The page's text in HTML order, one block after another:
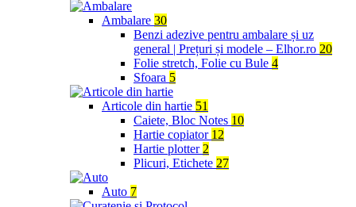
Ambalare 30
Benzi adezive pentru ambalare și uz
general | Prețuri și modele – Elhor.ro 20
Folie stretch, Folie cu Bule 4
Sfoara 5
Articole din hartie 51
Caiete, Bloc Notes 10
Hartie copiator 12
Hartie plotter 2
Plicuri, Etichete 27
Auto 7